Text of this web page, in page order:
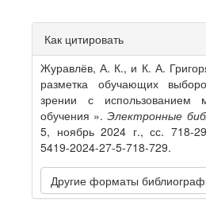
Article
Details
Как цитировать
Журавлёв, А. К., и К. А.
разметка обучающих
зрении с использованием
обучения ».Электронные
5, ноябрь 2024 г., сс. 718-
5419-2024-27-5-718-729.
Другие форматы